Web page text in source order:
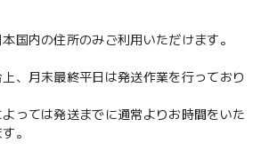
国内の住所のみご利用いただけます。
、月末最終平日は発送作業を行っており
っては発送までに通常よりお時間をいた
。